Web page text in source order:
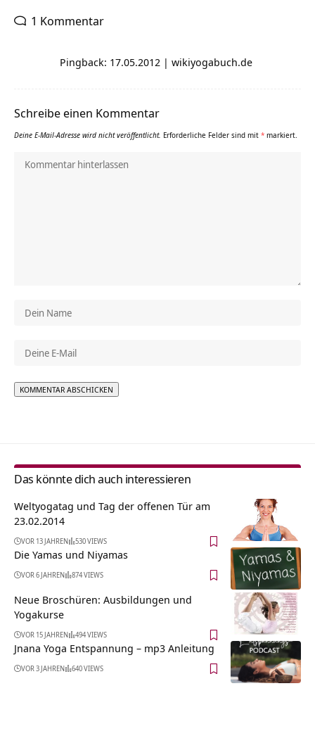
1 Kommentar
Pingback: 17.05.2012 | wikiyogabuch.de
Schreibe einen Kommentar
Deine E-Mail-Adresse wird nicht veröffentlicht. Erforderliche Felder sind mit * markiert.
Das könnte dich auch interessieren
Weltyogatag und Tag der offenen Tür am
23.02.2014
VOR 13 JAHREN 530 VIEWS
Die Yamas und Niyamas
VOR 6 JAHREN 874 VIEWS
Neue Broschüren: Ausbildungen und
Yogakurse
VOR 15 JAHREN 494 VIEWS
Jnana Yoga Entspannung – mp3 Anleitung
VOR 3 JAHREN 640 VIEWS